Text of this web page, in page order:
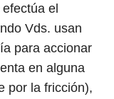
el
Vds. usan
para accionar
en alguna
por la fricción),